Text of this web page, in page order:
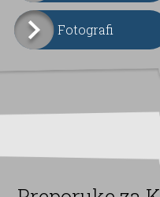
Fotografi